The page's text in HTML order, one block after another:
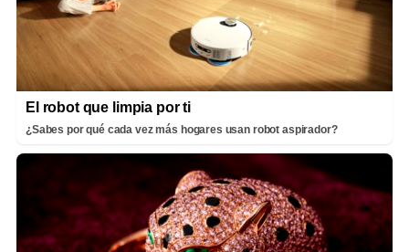
El robot que limpia por ti
¿Sabes por qué cada vez más hogares usan robot aspirador?